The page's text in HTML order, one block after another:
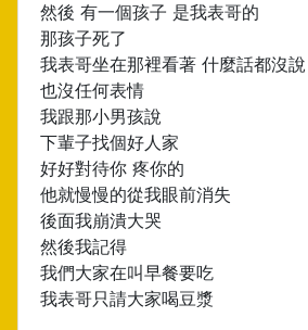
然後 有一個孩子 是我表哥的
那孩子死了
我表哥坐在那裡看著 什麼話都沒說
也沒任何表情
我跟那小男孩說
下輩子找個好人家
好好對待你 疼你的
他就慢慢的從我眼前消失
後面我崩潰大哭
然後我記得
我們大家在叫早餐要吃
我表哥只請大家喝豆漿